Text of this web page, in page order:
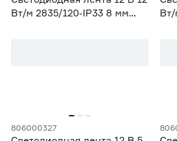
Вт/м 2835/120‑IP33 8 мм
Вт/
806000327